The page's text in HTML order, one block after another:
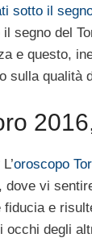
sotto il
segno del
e questo,
sulla qualità
oroscopo
dove vi
e
occhi degli